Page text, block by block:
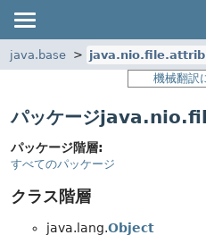
java.base
機械翻訳
パッケージ
パッケージ階層:
すべてのパッケージ
クラス階層
java.lang.Object